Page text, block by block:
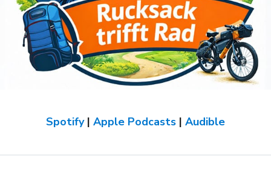
Spotify| Apple Podcasts | Audible